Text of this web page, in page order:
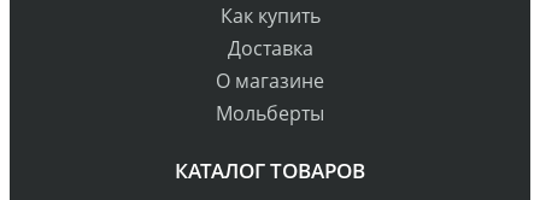
Как купить
Доставка
О магазине
Мольберты
КАТАЛОГ ТОВАРОВ